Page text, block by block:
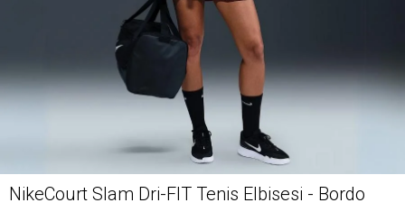
NikeCourt Slam Dri-FIT Tenis Elbisesi - Bordo